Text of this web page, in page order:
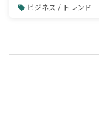
ビジネス / トレンド